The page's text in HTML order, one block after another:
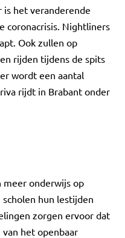
is het veranderende
coronacrisis. Nightliners
Ook zullen op
rijden tijdens de spits
wordt een aantal
rijdt in Brabant onder
onderwijs op
hun lestijden
zorgen ervoor dat
het openbaar